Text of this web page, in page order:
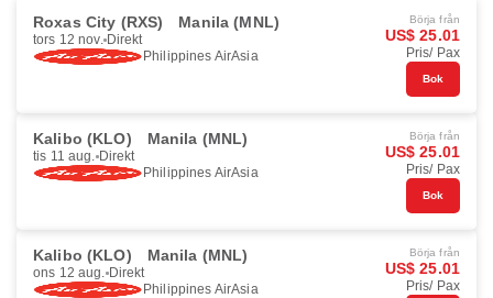
Roxas City (RXS) Manila (MNL)
tors 12 nov. Direkt
Philippines AirAsia
Börja från
US$ 25.01
Pris/ Pax
Bok
Kalibo (KLO) Manila (MNL)
tis 11 aug. Direkt
Philippines AirAsia
Börja från
US$ 25.01
Pris/ Pax
Bok
Kalibo (KLO) Manila (MNL)
ons 12 aug. Direkt
Philippines AirAsia
Börja från
US$ 25.01
Pris/ Pax